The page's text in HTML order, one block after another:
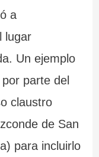
a
lugar
Un ejemplo
parte del
claustro
de San
para incluirlo